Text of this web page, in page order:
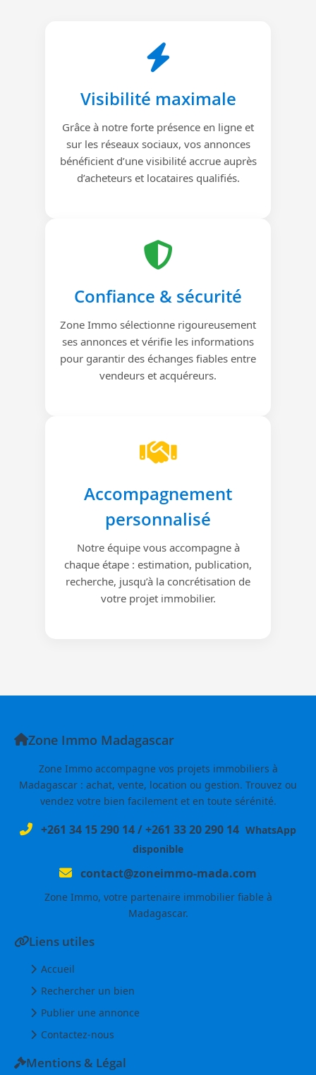
Visibilité maximale
Grâce à notre forte présence en ligne et
sur les réseaux sociaux, vos annonces
bénéficient d’une visibilité accrue auprès
d’acheteurs et locataires qualifiés.
Confiance & sécurité
Zone Immo sélectionne rigoureusement
ses annonces et vérifie les informations
pour garantir des échanges fiables entre
vendeurs et acquéreurs.
Accompagnement
personnalisé
Notre équipe vous accompagne à
chaque étape : estimation, publication,
recherche, jusqu’à la concrétisation de
votre projet immobilier.
Zone Immo Madagascar
Zone Immo accompagne vos projets immobiliers à
Madagascar : achat, vente, location ou gestion. Trouvez ou
vendez votre bien facilement et en toute sérénité.
+261 34 15 290 14/+261 33 20 290 14 WhatsApp
disponible
contact@zoneimmo-mada.com
Zone Immo, votre partenaire immobilier fiable à
Madagascar.
Liens utiles
Accueil
Rechercher un bien
Publier une annonce
Contactez-nous
Mentions & Légal